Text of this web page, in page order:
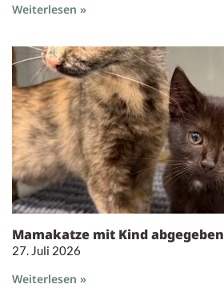
Weiterlesen »
Mamakatze mit Kind abgegeben
27. Juli 2026
Weiterlesen »